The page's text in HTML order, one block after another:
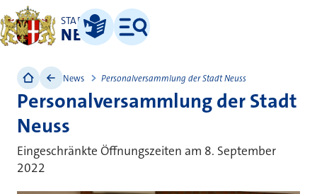
STADT
NEUSS
Leichte Sprache
Menü
News Personalversammlung der Stadt Neuss
Personalversammlung der Stadt
Neuss
Eingeschränkte Öffnungszeiten am 8. September
2022